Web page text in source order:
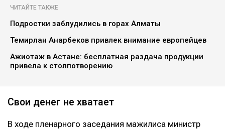
Фото: Pixabay
О планах по привлечению двух займов у
международных институтов развития для закрытия
банка инфраструктурных инвестиций и
планируется миллиард долларов, сообщает